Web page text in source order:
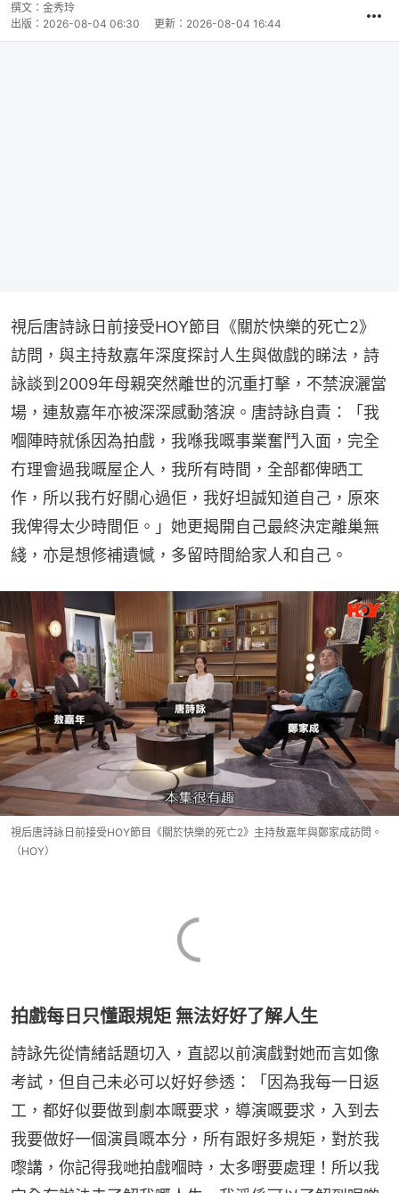
撰文： 金秀玲
出版： 2026-08-04 06:30 更新： 2026-08-04 16:44
視后唐詩詠日前接受HOY節目《關於快樂的死亡2》
訪問，與主持敖嘉年深度探討人生與做戲的睇法，詩
詠談到2009年母親突然離世的沉重打擊，不禁淚灑當
場，連敖嘉年亦被深深感動落淚。唐詩詠自責：「我
嗰陣時就係因為拍戲，我喺我嘅事業奮鬥入面，完全
冇理會過我嘅屋企人，我所有時間，全部都俾晒工
作，所以我冇好關心過佢，我好坦誠知道自己，原來
我俾得太少時間佢。」她更揭開自己最終決定離巢無
綫，亦是想修補遺憾，多留時間給家人和自己。
視后唐詩詠日前接受HOY節目《關於快樂的死亡2》主持敖嘉年與鄭家成訪問。
（HOY）
拍戲每日只懂跟規矩 無法好好了解人生
詩詠先從情緒話題切入，直認以前演戲對她而言如像
考試，但自己未必可以好好參透：「因為我每一日返
工，都好似要做到劇本嘅要求，導演嘅要求，入到去
我要做好一個演員嘅本分，所有跟好多規矩，對於我
嚟講，你記得我哋拍戲嗰時，太多嘢要處理！所以我